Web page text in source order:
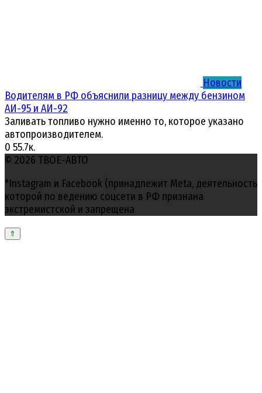
Новости
Водителям в РФ объяснили разницу между бензином
АИ-95 и АИ-92
Заливать топливо нужно именно то, которое указано
автопроизводителем.
0 55.7к.
© 2026 ТВОЕ-АВТО
*Instagram и Facebook (принадлежит Meta, деятельность
которой по ведению соцсети в РФ признана
экстремистской и запрещена